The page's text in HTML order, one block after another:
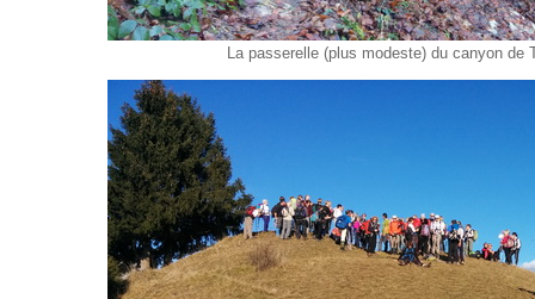
La passerelle (plus modeste) du canyon de